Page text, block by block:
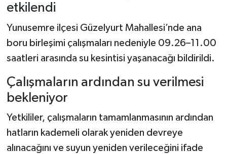
etkilendi
Yunusemre ilçesi Güzelyurt Mahallesi’nde ana
boru birleşimi çalışmaları nedeniyle 09.26–11.00
saatleri arasında su kesintisi yaşanacağı bildirildi.
Çalışmaların ardından su verilmesi
bekleniyor
Yetkililer, çalışmaların tamamlanmasının ardından
hatların kademeli olarak yeniden devreye
alınacağını ve suyun yeniden verileceğini ifade